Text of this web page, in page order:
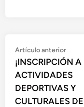
Artículo anterior
¡INSCRIPCIÓN
ACTIVIDADES
DEPORTIVAS Y
CULTURALES DE